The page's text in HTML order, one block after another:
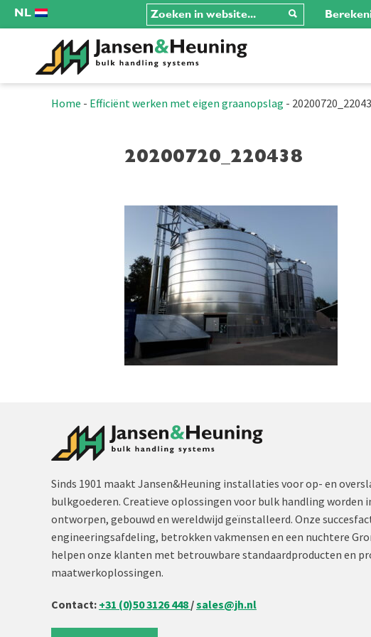
NL
Home - Efficiënt werken met eigen graanopslag -
20200720_220438
Sinds 1901 maakt Jansen&Heuning installaties voor op- en
bulkgoederen. Creatieve oplossingen voor bulk handling worden
ontworpen, gebouwd en wereldwijd geïnstalleerd. Onze
engineeringsafdeling, betrokken vakmensen en een nuchtere
helpen onze klanten met betrouwbare standaardproducten en
maatwerkoplossingen.
Contact: +31 (0)50 3126 448 /sales@jh.nl